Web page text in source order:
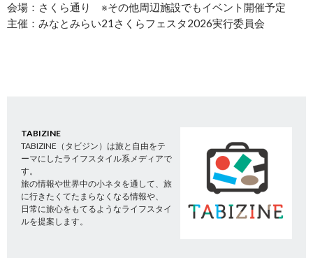
会場：さくら通り ※その他周辺施設でもイベント開催予定
主催：みなとみらい21さくらフェスタ2026実行委員会
TABIZINE
TABIZINE（タビジン）は旅と自由をテ
ーマにしたライフスタイル系メディアで
す。
旅の情報や世界中の小ネタを通して、旅
に行きたくてたまらなくなる情報や、
日常に旅心をもてるようなライフスタイ
ルを提案します。